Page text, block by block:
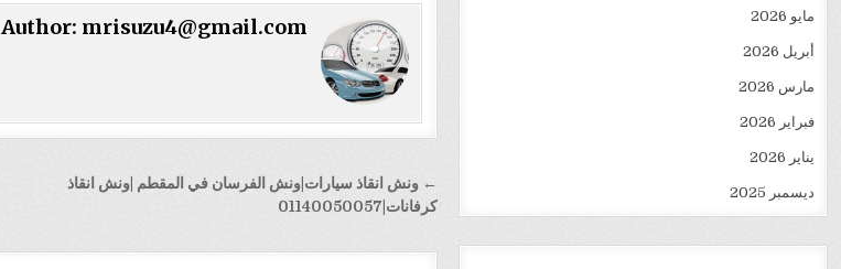
Author: mrisuzu4@gmail.com
تصفّح
المقالات
← ونش انقاذ سيارات|ونش الفرسان في المقطم |ونش انقاذ
كرفانات|01140050057
مايو 2026
أبريل 2026
مارس 2026
فبراير 2026
يناير 2026
ديسمبر 2025